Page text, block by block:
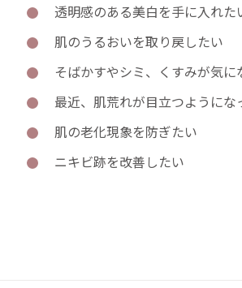
透明感のある美白を手に入れた
肌のうるおいを取り戻したい
そばかすやシミ、くすみが気に
最近、肌荒れが目立つようにな
肌の老化現象を防ぎたい
ニキビ跡を改善したい